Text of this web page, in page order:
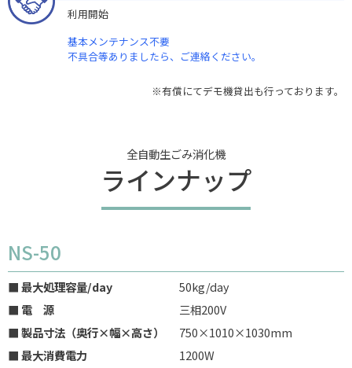
利用開始
基本メンテナンス不要
不具合等ありましたら、ご連絡ください。
※有償にてデモ機貸出も行っております。
全自動生ごみ消化機
ラインナップ
NS-50
■ 最大処理容量/day
50kg/day
■ 電 源
三相200V
■ 製品寸法（奥行×幅×高さ）
750×1010×1030mm
■ 最大消費電力
1200W